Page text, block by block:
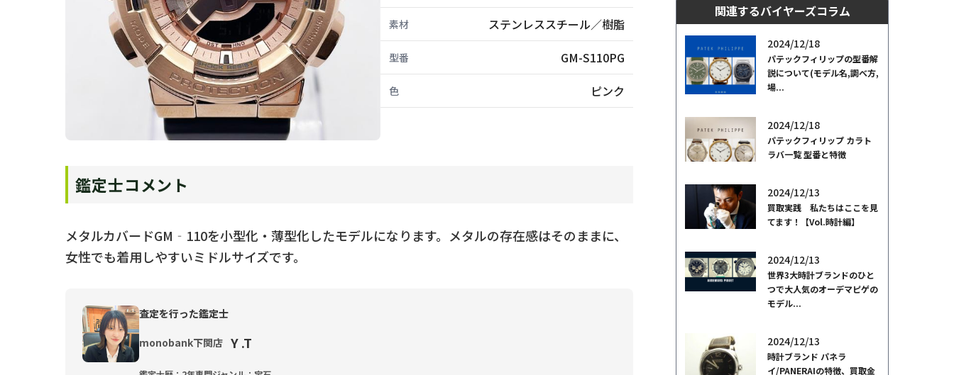
素材 ステンレススチール／樹脂
型番 GM-S110PG
色 ピンク
鑑定士コメント
メタルカバードGM‐110を小型化・薄型化したモデルになります。メタルの存在感はそのままに、
女性でも着用しやすいミドルサイズです。
査定を行った鑑定士
monobank下関店 Y .T
関連するバイヤーズコラム
2024/12/18
パテックフィリップの型番解
説について(モデル名,調べ方,
場...
2024/12/18
パテックフィリップ カラト
ラバ一覧 型番と特徴
2024/12/13
買取実践 私たちはここを見
てます！【Vol.時計編】
2024/12/13
世界3大時計ブランドのひと
つで大人気のオーデマピゲの
モデル...
2024/12/13
時計ブランド パネラ
イ/PANERAIの特徴、買取金